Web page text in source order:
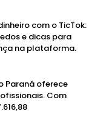
com o TicTok:
e dicas para
na plataforma.
Paraná oferece
Com